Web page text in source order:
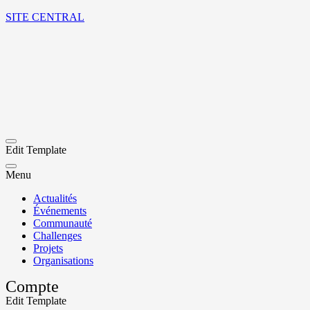
SITE CENTRAL
Edit Template
Menu
Actualités
Événements
Communauté
Challenges
Projets
Organisations
Compte
Edit Template